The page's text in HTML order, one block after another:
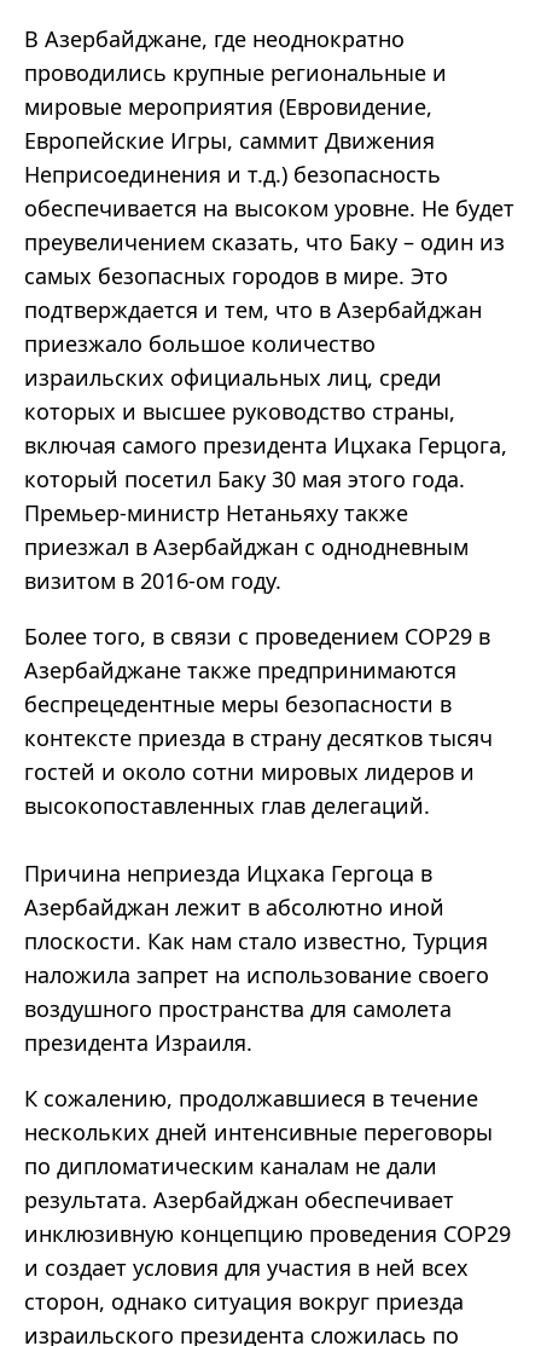
В Азербайджане, где неоднократно
проводились крупные региональные и
мировые мероприятия (Евровидение,
Европейские Игры, саммит Движения
Неприсоединения и т.д.) безопасность
обеспечивается на высоком уровне. Не будет
преувеличением сказать, что Баку – один из
самых безопасных городов в мире. Это
подтверждается и тем, что в Азербайджан
приезжало большое количество
израильских официальных лиц, среди
которых и высшее руководство страны,
включая самого президента Ицхака Герцога,
который посетил Баку 30 мая этого года.
Премьер-министр Нетаньяху также
приезжал в Азербайджан с однодневным
визитом в 2016-ом году.
Более того, в связи с проведением COP29 в
Азербайджане также предпринимаются
беспрецедентные меры безопасности в
контексте приезда в страну десятков тысяч
гостей и около сотни мировых лидеров и
высокопоставленных глав делегаций.
Причина неприезда Ицхака Гергоца в
Азербайджан лежит в абсолютно иной
плоскости. Как нам стало известно, Турция
наложила запрет на использование своего
воздушного пространства для самолета
президента Израиля.
К сожалению, продолжавшиеся в течение
нескольких дней интенсивные переговоры
по дипломатическим каналам не дали
результата. Азербайджан обеспечивает
инклюзивную концепцию проведения COP29
и создает условия для участия в ней всех
сторон, однако ситуация вокруг приезда
израильского президента сложилась по